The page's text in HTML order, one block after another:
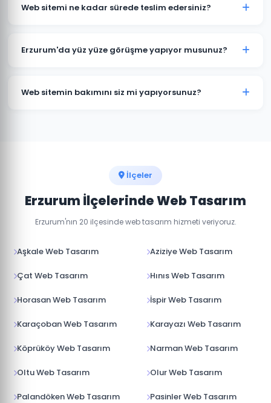
kapsamına göre değişmektedir. Kurumsal web sitesi,
bizimle iletişime geçin.
Web sitemi ne kadar sürede teslim edersiniz?
ticaret projeleri 15-30 iş günü içinde teslim
Erzurum'da yüz yüze görüşme yapıyor musunuz?
online görüşme imkanı sunuyoruz. Projenizin
Web sitemin bakımını siz mi yapıyorsunuz?
İlçeler
Erzurum İlçelerinde Web Tasarım
Erzurum'nın 20 ilçesinde web tasarım hizmeti veriyoruz.
Aşkale Web Tasarım Aziziye Web Tasarım
Çat Web Tasarım Hınıs Web Tasarım
Horasan Web Tasarım İspir Web Tasarım
Karaçoban Web Tasarım Karayazı Web Tasarım
Köprüköy Web Tasarım Narman Web Tasarım
Oltu Web Tasarım Olur Web Tasarım
Palandöken Web Tasarım Pasinler Web Tasarım